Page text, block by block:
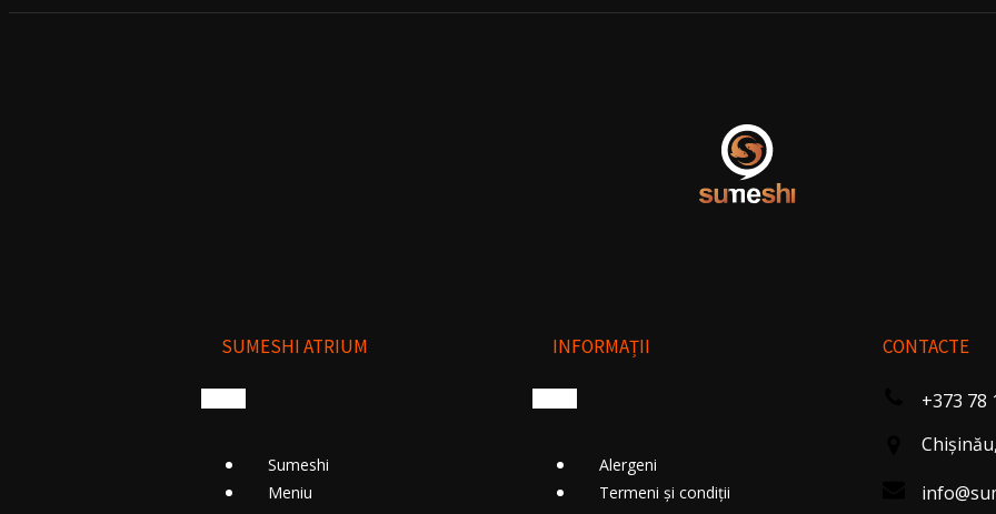
SUMESHI ATRIUM
Sumeshi
Meniu
INFORMAȚII
Alergeni
Termeni și condiții
CONTACTE
+373 78